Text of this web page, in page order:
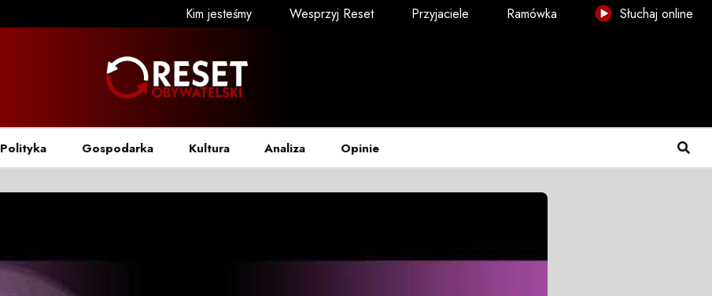
Kim jesteśmy Wesprzyj Reset Przyjaciele Ramówka Słuchaj online
Polityka Gospodarka Kultura Analiza Opinie